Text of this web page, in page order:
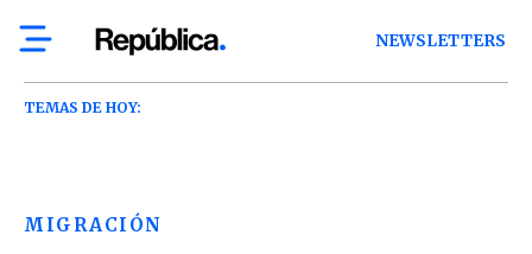
NEWSLETTERS
TEMAS DE HOY:
MIGRACIÓN